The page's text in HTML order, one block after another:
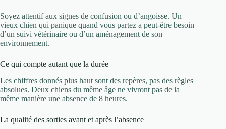
Soyez attentif aux signes de confusion ou d’angoisse. Un
vieux chien qui panique quand vous partez a peut-être besoin
d’un suivi vétérinaire ou d’un aménagement de son
environnement.
Ce qui compte autant que la durée
Les chiffres donnés plus haut sont des repères, pas des règles
absolues. Deux chiens du même âge ne vivront pas de la
même manière une absence de 8 heures.
La qualité des sorties avant et après l’absence